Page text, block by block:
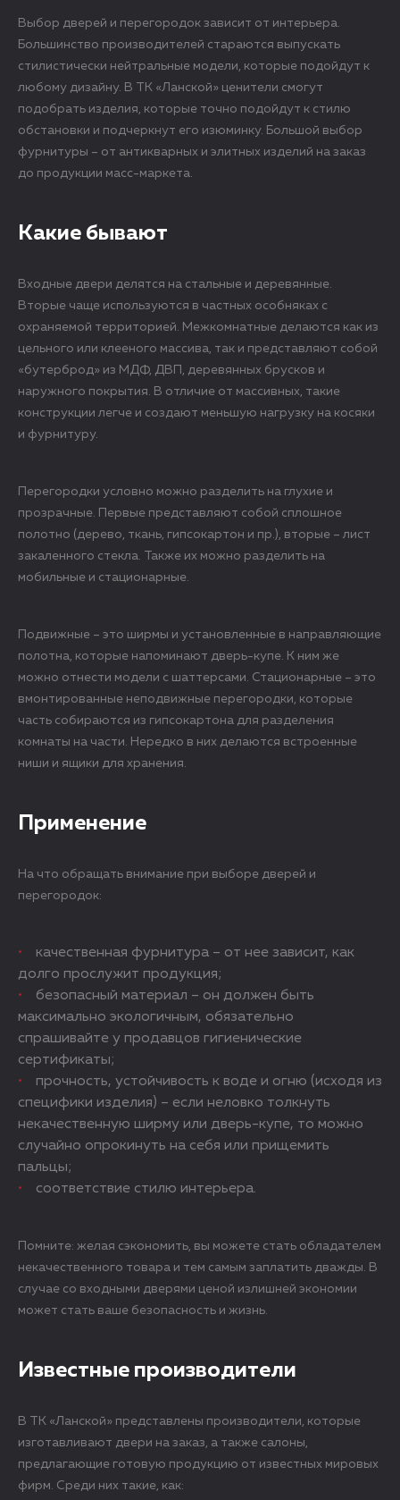
Выбор дверей и перегородок зависит от интерьера.
Большинство производителей стараются выпускать
стилистически нейтральные модели, которые подойдут к
любому дизайну. В ТК «Ланской» ценители смогут
подобрать изделия, которые точно подойдут к стилю
обстановки и подчеркнут его изюминку. Большой выбор
фурнитуры – от антикварных и элитных изделий на заказ
до продукции масс-маркета.
Какие бывают
Входные двери делятся на стальные и деревянные.
Вторые чаще используются в частных особняках с
охраняемой территорией. Межкомнатные делаются как из
цельного или клееного массива, так и представляют собой
«бутерброд» из МДФ, ДВП, деревянных брусков и
наружного покрытия. В отличие от массивных, такие
конструкции легче и создают меньшую нагрузку на косяки
и фурнитуру.
Перегородки условно можно разделить на глухие и
прозрачные. Первые представляют собой сплошное
полотно (дерево, ткань, гипсокартон и пр.), вторые – лист
закаленного стекла. Также их можно разделить на
мобильные и стационарные.
Подвижные – это ширмы и установленные в направляющие
полотна, которые напоминают дверь-купе. К ним же
можно отнести модели с шаттерсами. Стационарные – это
вмонтированные неподвижные перегородки, которые
часть собираются из гипсокартона для разделения
комнаты на части. Нередко в них делаются встроенные
ниши и ящики для хранения.
Применение
На что обращать внимание при выборе дверей и
перегородок:
качественная фурнитура – от нее зависит, как
долго прослужит продукция;
безопасный материал – он должен быть
максимально экологичным, обязательно
спрашивайте у продавцов гигиенические
сертификаты;
прочность, устойчивость к воде и огню (исходя из
специфики изделия) – если неловко толкнуть
некачественную ширму или дверь-купе, то можно
случайно опрокинуть на себя или прищемить
пальцы;
соответствие стилю интерьера.
Помните: желая сэкономить, вы можете стать обладателем
некачественного товара и тем самым заплатить дважды. В
случае со входными дверями ценой излишней экономии
может стать ваше безопасность и жизнь.
Известные производители
В ТК «Ланской» представлены производители, которые
изготавливают двери на заказ, а также салоны,
предлагающие готовую продукцию от известных мировых
фирм. Среди них такие, как: